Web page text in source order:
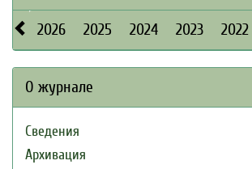
2026 2025 2024 2023 2022
О журнале
Сведения
Архивация